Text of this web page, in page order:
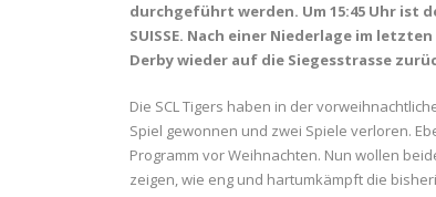
durchgeführt werden. Um 15:45 Uhr ist
SUISSE. Nach einer Niederlage im
Derby wieder auf die Siegesstrasse
Die SCL Tigers haben in der
Spiel gewonnen und zwei Spiele verloren.
Programm vor Weihnachten. Nun wollen
zeigen, wie eng und hartumkämpft die